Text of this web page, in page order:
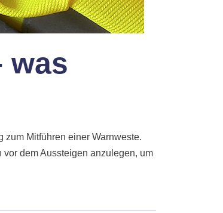
was
Mitführen einer Warnweste.
dem Aussteigen anzulegen, um